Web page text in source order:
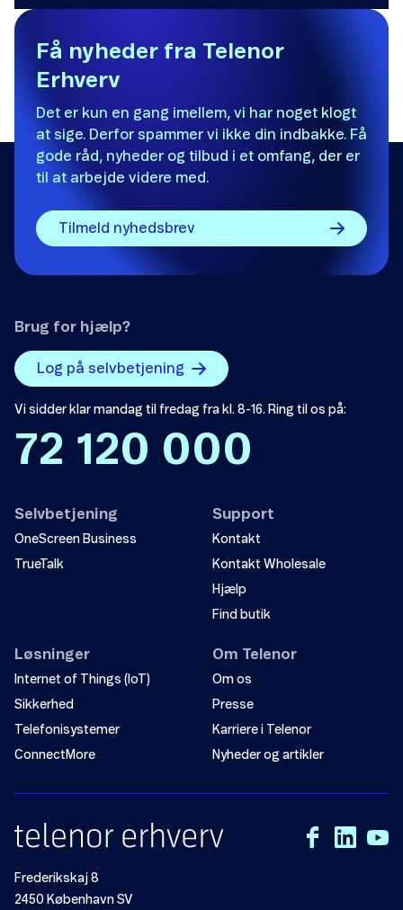
Få nyheder fra Telenor
Erhverv
Det er kun en gang imellem, vi har noget klogt
at sige. Derfor spammer vi ikke din indbakke. Få
gode råd, nyheder og tilbud i et omfang, der er
til at arbejde videre med.
Tilmeld nyhedsbrev
Brug for hjælp?
Log på selvbetjening
Vi sidder klar mandag til fredag fra kl. 8-16. Ring til os på:
72 120 000
Selvbetjening
OneScreen Business
TrueTalk
Support
Kontakt
Kontakt Wholesale
Hjælp
Find butik
Løsninger
Internet of Things (IoT)
Sikkerhed
Telefonisystemer
ConnectMore
Om Telenor
Om os
Presse
Karriere i Telenor
Nyheder og artikler
Frederikskaj 8
2450 København SV